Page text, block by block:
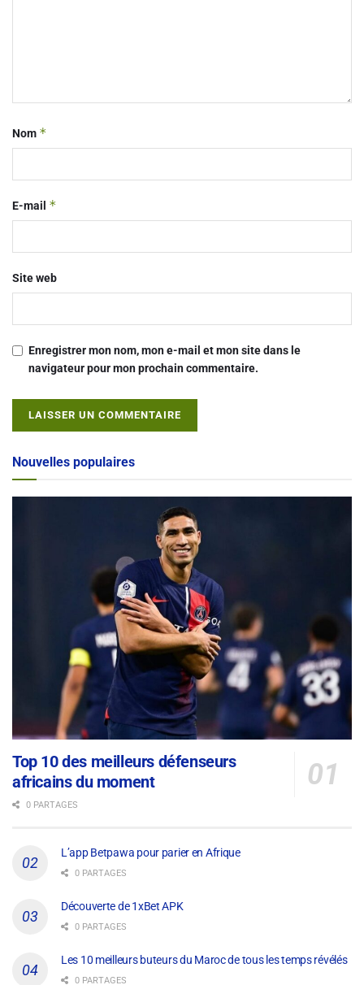
Nom *
E-mail *
Site web
Enregistrer mon nom, mon e-mail et mon site dans le
navigateur pour mon prochain commentaire.
Alternative:
Nouvelles populaires
Top 10 des meilleurs défenseurs
africains du moment
0 PARTAGES
L’app Betpawa pour parier en Afrique
0 PARTAGES
Découverte de 1xBet APK
0 PARTAGES
Les 10 meilleurs buteurs du Maroc de tous les temps révélés
0 PARTAGES